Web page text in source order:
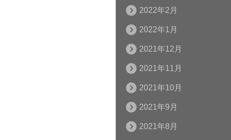
2022年2月
2022年1月
2021年12月
2021年11月
2021年10月
2021年9月
2021年8月